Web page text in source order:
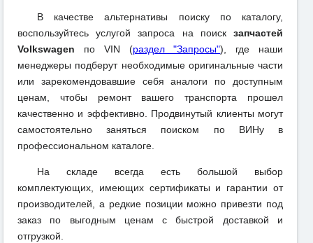
В качестве альтернативы поиску по каталогу,
воспользуйтесь услугой запроса на поиск запчастей
Volkswagen по VIN (раздел "Запросы"), где наши
менеджеры подберут необходимые оригинальные части
или зарекомендовавшие себя аналоги по доступным
ценам, чтобы ремонт вашего транспорта прошел
качественно и эффективно. Продвинутый клиенты могут
самостоятельно заняться поиском по ВИНу в
профессиональном каталоге.
На складе всегда есть большой выбор
комплектующих, имеющих сертификаты и гарантии от
производителей, а редкие позиции можно привезти под
заказ по выгодным ценам с быстрой доставкой и
отгрузкой.